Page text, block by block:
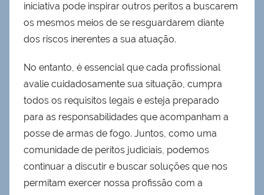
iniciativa pode inspirar outros peritos a buscarem
os mesmos meios de se resguardarem diante
dos riscos inerentes a sua atuação.
No entanto, é essencial que cada profissional
avalie cuidadosamente sua situação, cumpra
todos os requisitos legais e esteja preparado
para as responsabilidades que acompanham a
posse de armas de fogo. Juntos, como uma
comunidade de peritos judiciais, podemos
continuar a discutir e buscar soluções que nos
permitam exercer nossa profissão com a